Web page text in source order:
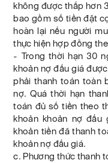
không được thấp hơn
bao gồm số tiền đặt
hoàn lại nếu người
thực hiện hợp đồng
- Trong thời hạn 30
khoản nợ đấu giá
phải thanh toán toàn
nợ. Quá thời hạn
toán đủ số tiền theo
khoản khoản nợ
khoản tiền đã thanh
khoản nợ đấu giá.
c. Phương thức thanh